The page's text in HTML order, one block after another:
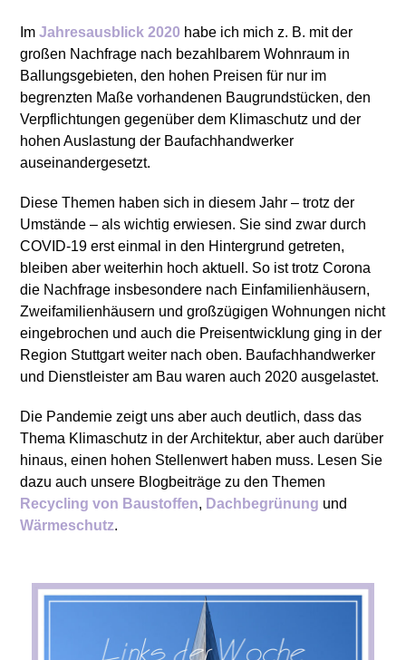
ImJahresausblick 2020 habe ich mich z. B. mit der
großen Nachfrage nach bezahlbarem Wohnraum in
Ballungsgebieten, den hohen Preisen für nur im
begrenzten Maße vorhandenen Baugrundstücken, den
Verpflichtungen gegenüber dem Klimaschutz und der
hohen Auslastung der Baufachhandwerker
auseinandergesetzt.
Diese Themen haben sich in diesem Jahr – trotz der
Umstände – als wichtig erwiesen. Sie sind zwar durch
COVID-19 erst einmal in den Hintergrund getreten,
bleiben aber weiterhin hoch aktuell. So ist trotz Corona
die Nachfrage insbesondere nach Einfamilienhäusern,
Zweifamilienhäusern und großzügigen Wohnungen nicht
eingebrochen und auch die Preisentwicklung ging in der
Region Stuttgart weiter nach oben. Baufachhandwerker
und Dienstleister am Bau waren auch 2020 ausgelastet.
Die Pandemie zeigt uns aber auch deutlich, dass das
Thema Klimaschutz in der Architektur, aber auch darüber
hinaus, einen hohen Stellenwert haben muss. Lesen Sie
dazu auch unsere Blogbeiträge zu den Themen
Recycling von Baustoffen, Dachbegrünung und
Wärmeschutz.